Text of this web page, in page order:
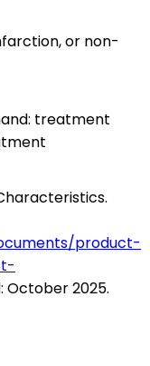
or non-
treatment
product-
October 2025.